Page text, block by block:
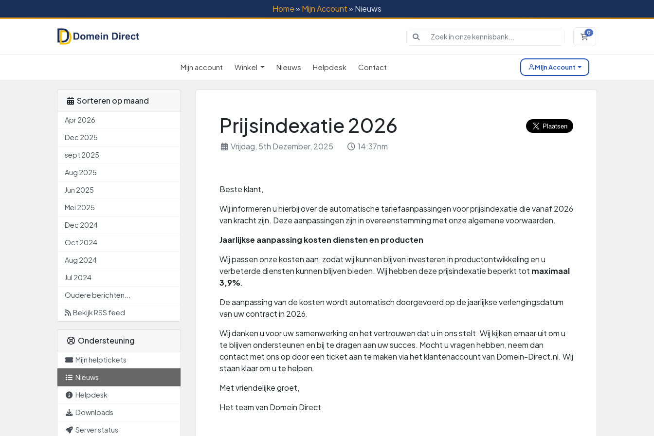
Home» Mijn Account» Nieuws
0Winkelwagen
Mijn account Winkel Nieuws Helpdesk Contact Mijn Account
Sorteren op maand
Apr 2026
Dec 2025
sept 2025
Aug 2025
Jun 2025
Mei 2025
Dec 2024
Oct 2024
Aug 2024
Jul 2024
Oudere berichten...
Bekijk RSS feed
Ondersteuning
Mijn helptickets
Nieuws
Helpdesk
Downloads
Server status
Prijsindexatie 2026
Vrijdag, 5th Dezember, 2025 14:37nm
Beste klant,
Wij informeren u hierbij over de automatische tariefaanpassingen voor prijsindexatie die vanaf 2026
van kracht zijn. Deze aanpassingen zijn in overeenstemming met onze algemene voorwaarden.
Jaarlijkse aanpassing kosten diensten en producten
Wij passen onze kosten aan, zodat wij kunnen blijven investeren in productontwikkeling en u
verbeterde diensten kunnen blijven bieden. Wij hebben deze prijsindexatie beperkt tot maximaal
3,9%.
De aanpassing van de kosten wordt automatisch doorgevoerd op de jaarlijkse verlengingsdatum
van uw contract in 2026.
Wij danken u voor uw samenwerking en het vertrouwen dat u in ons stelt. Wij kijken ernaar uit om u
te blijven ondersteunen en bij te dragen aan uw succes. Mocht u vragen hebben, neem dan
contact met ons op door een ticket aan te maken via het klantenaccount van Domein-Direct.nl. Wij
staan klaar om u te helpen.
Met vriendelijke groet,
Het team van Domein Direct